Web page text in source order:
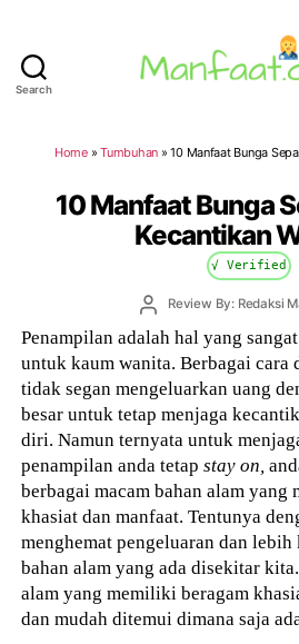
Search
Home»Tumbuhan »10 Manfaat Bunga
10 Manfaat Bunga
Kecantikan
√ Verified
PostReview By: Redaksi
Penampilan adalah hal yang
untuk kaum wanita. Berbagai cara
tidak segan mengeluarkan uang
besar untuk tetap menjaga
diri. Namun ternyata untuk
penampilan anda tetapstay on,
berbagai macam bahan alam yang
khasiat dan manfaat. Tentunya
menghemat pengeluaran dan
bahan alam yang ada disekitar
alam yang memiliki beragam
dan mudah ditemui dimana saja